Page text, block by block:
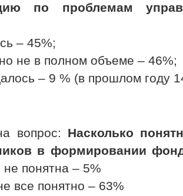
по проблемам
– 45%;
не в полном объеме – 46%;
– 9 % (в прошлом году
вопрос: Насколько
в формировании
понятна – 5%
все понятно – 63%